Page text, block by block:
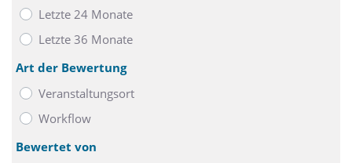
Letzte 24 Monate
Letzte 36 Monate
Art der Bewertung
Veranstaltungsort
Workflow
Bewertet von